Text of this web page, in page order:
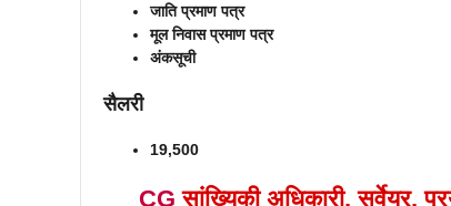
जाति प्रमाण पत्र
मूल निवास प्रमाण पत्र
अंकसूची
सैलरी
19,500
CGसांख्यिकी अधिकारी, सर्वेयर,